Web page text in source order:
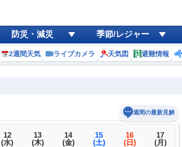
防災・減災 季節/レジャー
2週間天気 ライブカメラ 天気図 避難情報
週間の最新見解
12
(水)
13
(木)
14
(金)
15
(土)
16
(日)
17
(月)